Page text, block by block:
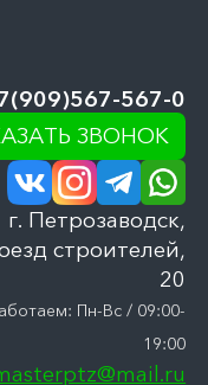
567-0
ЗВОНОК
г. Петрозаводск,
строителей,
20
Пн-Вс / 09:00-
19:00